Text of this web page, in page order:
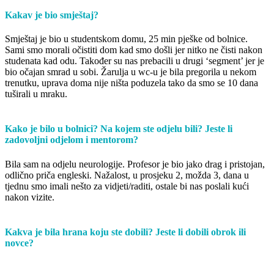
Kakav je bio smještaj?
Smještaj je bio u studentskom domu, 25 min pješke od bolnice.
Sami smo morali očistiti dom kad smo došli jer nitko ne čisti nakon
studenata kad odu. Također su nas prebacili u drugi ‘segment’ jer je
bio očajan smrad u sobi. Žarulja u wc-u je bila pregorila u nekom
trenutku, uprava doma nije ništa poduzela tako da smo se 10 dana
tuširali u mraku.
Kako je bilo u bolnici? Na kojem ste odjelu bili? Jeste li
zadovoljni odjelom i mentorom?
Bila sam na odjelu neurologije. Profesor je bio jako drag i pristojan,
odlično priča engleski. Nažalost, u prosjeku 2, možda 3, dana u
tjednu smo imali nešto za vidjeti/raditi, ostale bi nas poslali kući
nakon vizite.
Kakva je bila hrana koju ste dobili? Jeste li dobili obrok ili
novce?